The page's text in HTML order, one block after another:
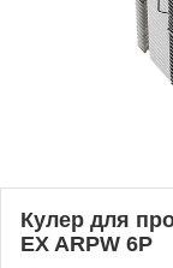
Кулер для
EX ARPW 6P